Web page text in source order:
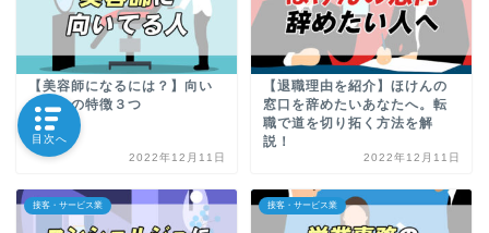
【美容師になるには？】向い
てる人の特徴３つ
2022年12月11日
【退職理由を紹介】ほけんの
窓口を辞めたいあなたへ。転
職で道を切り拓く方法を解
説！
2022年12月11日
接客・サービス業 接客・サービス業
目次へ